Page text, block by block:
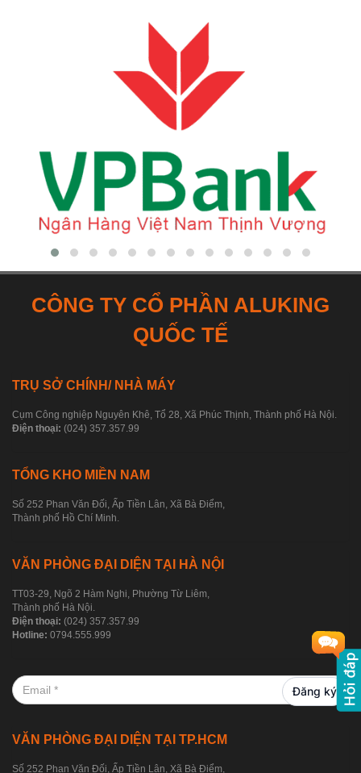
CÔNG TY CỔ PHẦN ALUKING
QUỐC TẾ
TRỤ SỞ CHÍNH/ NHÀ MÁY
Cụm Công nghiệp Nguyên Khê, Tổ 28, Xã Phúc Thịnh, Thành phố Hà Nội.
Điện thoại: (024) 357.357.99
TỔNG KHO MIỀN NAM
Số 252 Phan Văn Đối, Ấp Tiền Lân, Xã Bà Điểm,
Thành phố Hồ Chí Minh.
VĂN PHÒNG ĐẠI DIỆN TẠI HÀ NỘI
TT03-29, Ngõ 2 Hàm Nghi, Phường Từ Liêm,
Thành phố Hà Nội.
Điện thoại: (024) 357.357.99
Hotline: 0794.555.999
Đăng ký
VĂN PHÒNG ĐẠI DIỆN TẠI TP.HCM
Số 252 Phan Văn Đối, Ấp Tiền Lân, Xã Bà Điểm,